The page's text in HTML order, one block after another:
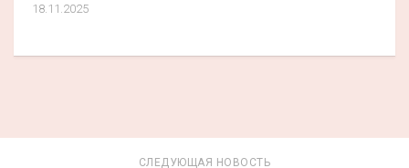
18.11.2025
СЛЕДУЮЩАЯ НОВОСТЬ